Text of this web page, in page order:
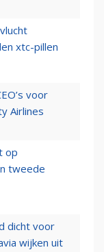
xtc-pillen
voor
Airlines
op
tweede
dicht voor
wijken uit